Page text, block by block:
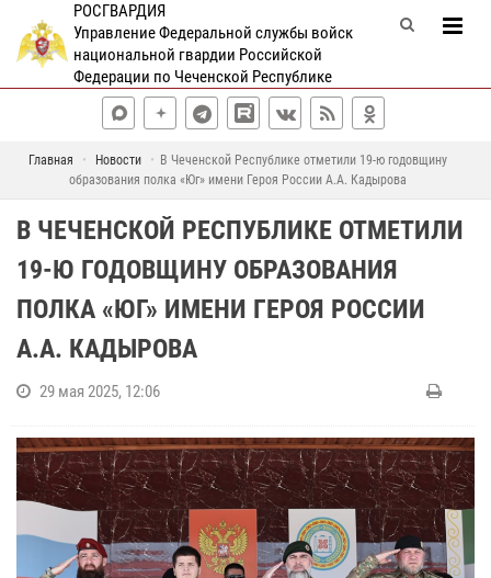
РОСГВАРДИЯ
Управление Федеральной службы войск
национальной гвардии Российской
Федерации по Чеченской Республике
Главная Новости
В Чеченской Республике отметили 19-ю годовщину
образования полка «Юг» имени Героя России А.А. Кадырова
В ЧЕЧЕНСКОЙ РЕСПУБЛИКЕ ОТМЕТИЛИ
19-Ю ГОДОВЩИНУ ОБРАЗОВАНИЯ
ПОЛКА «ЮГ» ИМЕНИ ГЕРОЯ РОССИИ
А.А. КАДЫРОВА
29 мая 2025, 12:06